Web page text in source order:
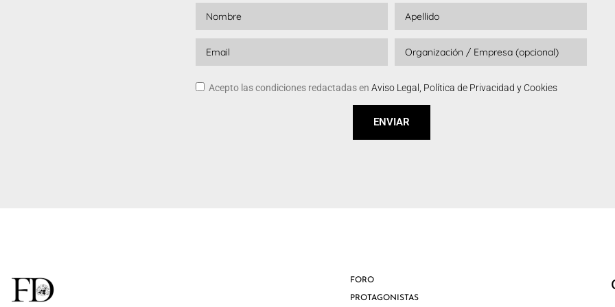
Acepto las condiciones redactadas en Aviso Legal, Política de Privacidad y Cookies
ENVIAR
FORO
PROTAGONISTAS